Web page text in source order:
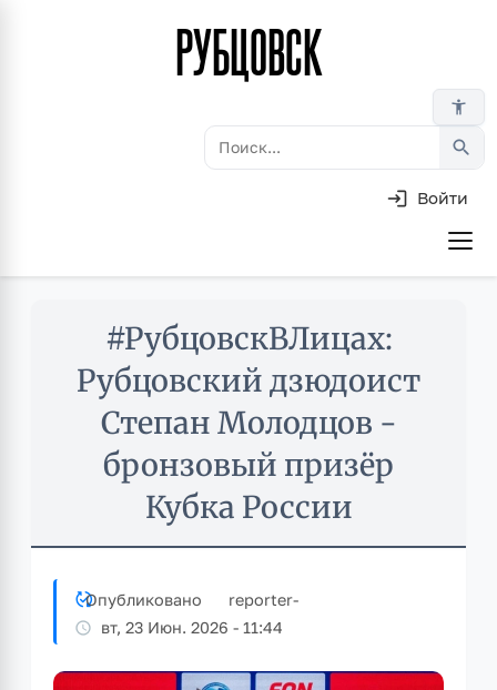
content
РУБЦОВСК
accessibility_new
search
Войти
#РубцовскВЛицах:
Рубцовский дзюдоист
Степан Молодцов -
бронзовый призёр
Кубка России
Опубликовано reporter-
вт, 23 Июн. 2026 - 11:44